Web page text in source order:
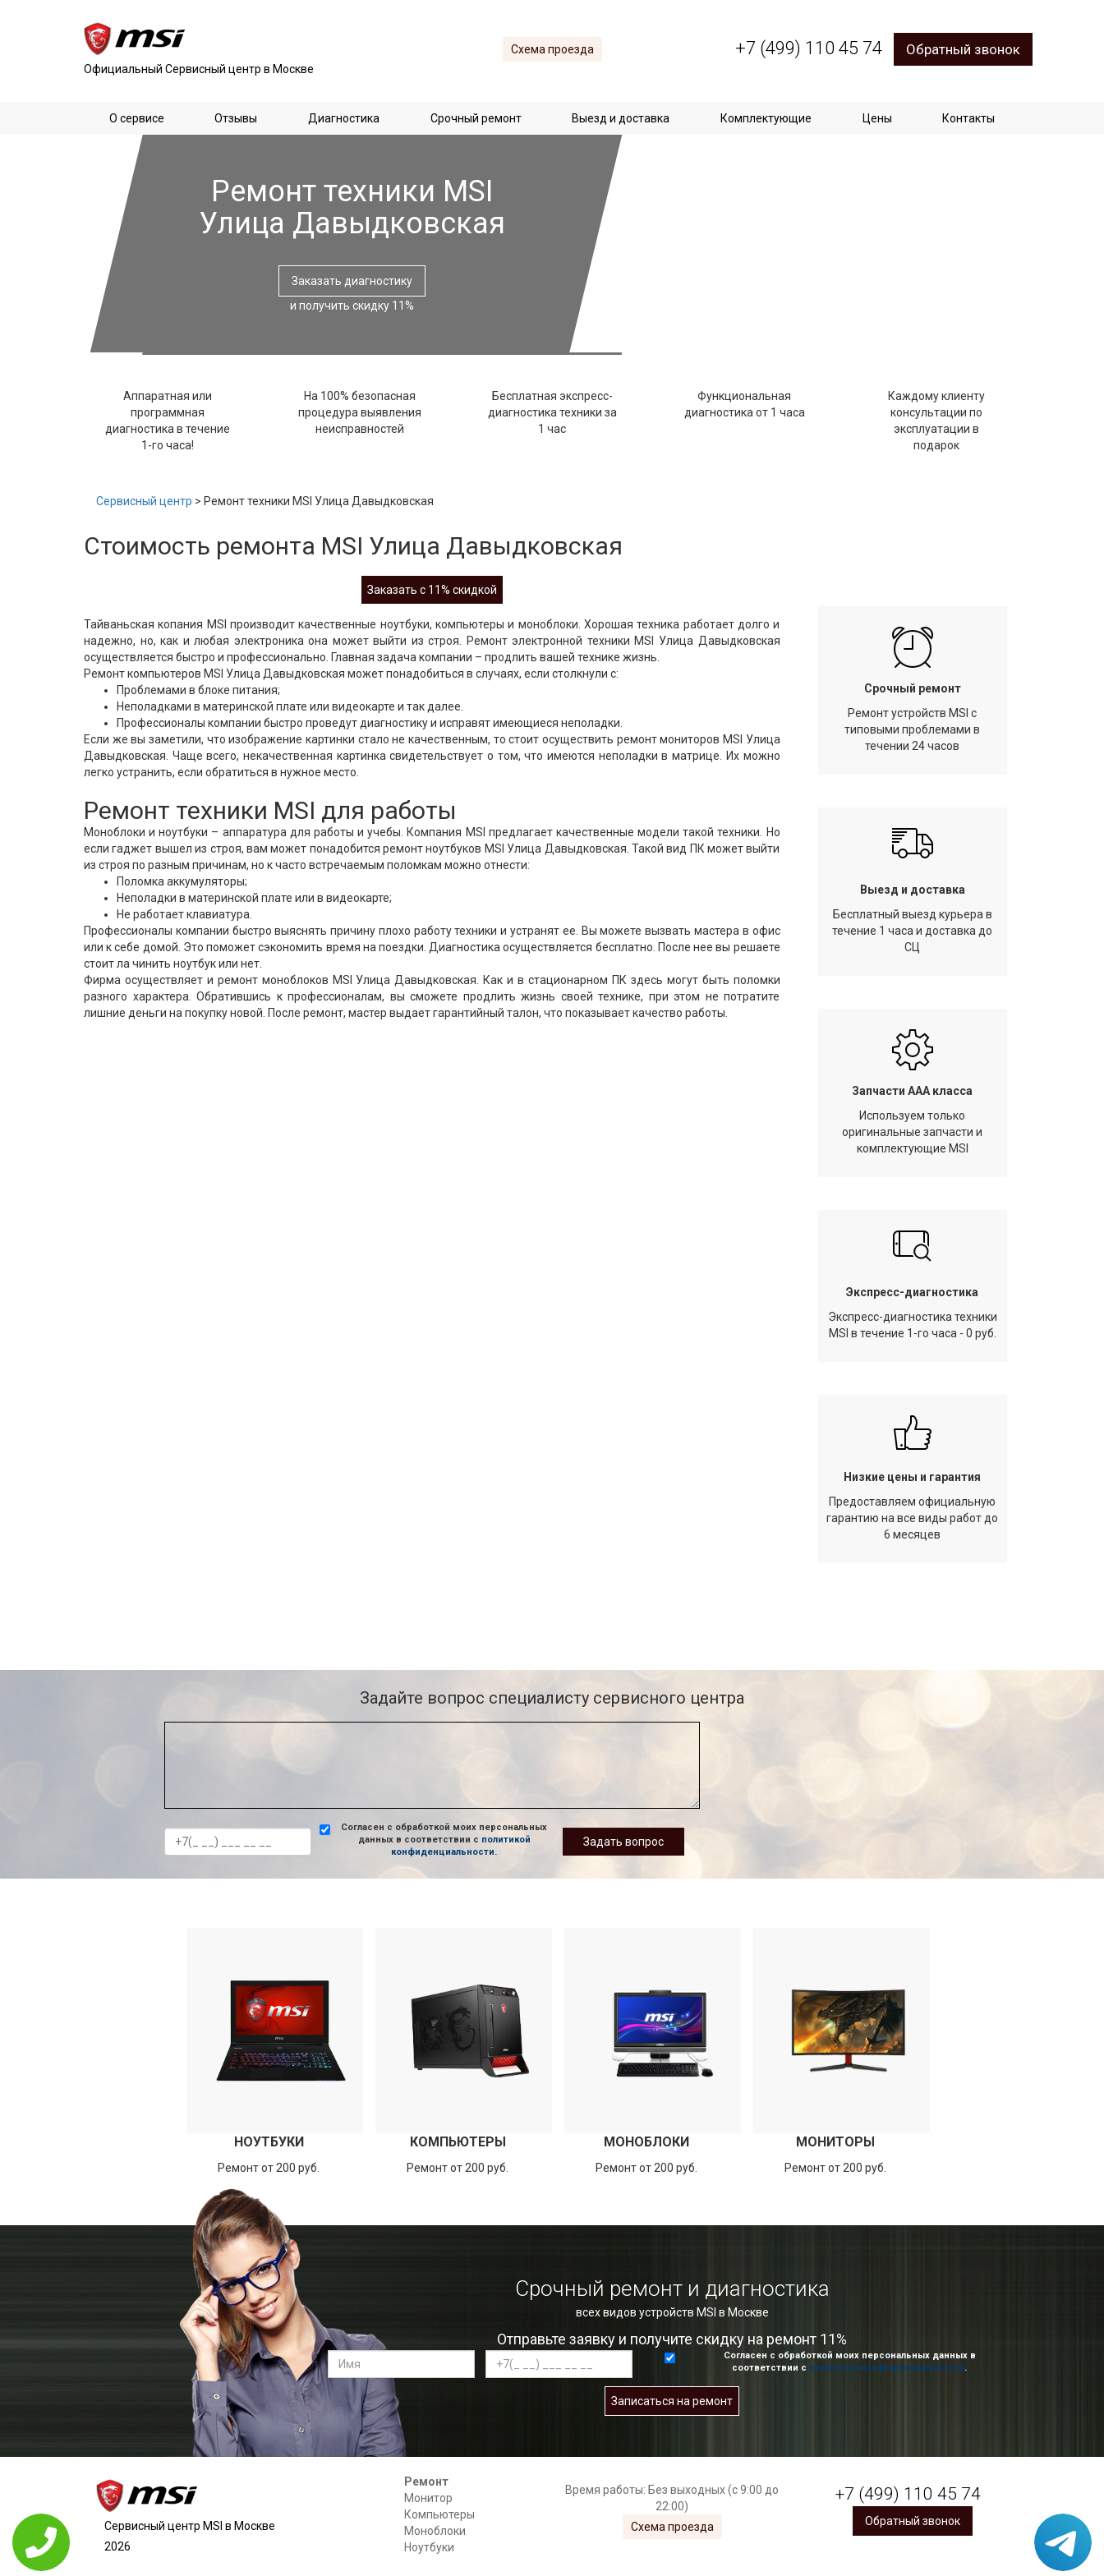
Официальный Сервисный центр в Москве
Схема проезда +7 (499) 110 45 74 Обратный звонок
О сервисе Отзывы Диагностика Срочный ремонт Выезд и доставка Комплектующие Цены Контакты
Ремонт техники MSI
Улица Давыдковская
Заказать диагностику
и получить скидку 11%
Аппаратная или
программная
диагностика в течение
1-го часа!
На 100% безопасная
процедура выявления
неисправностей
Бесплатная экспресс-
диагностика техники за
1 час
Функциональная
диагностика от 1 часа
Каждому клиенту
консультации по
эксплуатации в
подарок
Сервисный центр > Ремонт техники MSI Улица Давыдковская
Стоимость ремонта MSI Улица Давыдковская
Заказать с 11% скидкой
Тайваньская копания MSI производит качественные ноутбуки, компьютеры и моноблоки. Хорошая техника работает долго и
надежно, но, как и любая электроника она может выйти из строя. Ремонт электронной техники MSI Улица Давыдковская
осуществляется быстро и профессионально. Главная задача компании – продлить вашей технике жизнь.
Ремонт компьютеров MSI Улица Давыдковская может понадобиться в случаях, если столкнули с:
Проблемами в блоке питания;
Неполадками в материнской плате или видеокарте и так далее.
Профессионалы компании быстро проведут диагностику и исправят имеющиеся неполадки.
Если же вы заметили, что изображение картинки стало не качественным, то стоит осуществить ремонт мониторов MSI Улица
Давыдковская. Чаще всего, некачественная картинка свидетельствует о том, что имеются неполадки в матрице. Их можно
легко устранить, если обратиться в нужное место.
Ремонт техники MSI для работы
Моноблоки и ноутбуки – аппаратура для работы и учебы. Компания MSI предлагает качественные модели такой техники. Но
если гаджет вышел из строя, вам может понадобится ремонт ноутбуков MSI Улица Давыдковская. Такой вид ПК может выйти
из строя по разным причинам, но к часто встречаемым поломкам можно отнести:
Поломка аккумуляторы;
Неполадки в материнской плате или в видеокарте;
Не работает клавиатура.
Профессионалы компании быстро выяснять причину плохо работу техники и устранят ее. Вы можете вызвать мастера в офис
или к себе домой. Это поможет сэкономить время на поездки. Диагностика осуществляется бесплатно. После нее вы решаете
стоит ла чинить ноутбук или нет.
Фирма осуществляет и ремонт моноблоков MSI Улица Давыдковская. Как и в стационарном ПК здесь могут быть поломки
разного характера. Обратившись к профессионалам, вы сможете продлить жизнь своей технике, при этом не потратите
лишние деньги на покупку новой. После ремонт, мастер выдает гарантийный талон, что показывает качество работы.
Срочный ремонт
Ремонт устройств MSI с
типовыми проблемами в
течении 24 часов
Выезд и доставка
Бесплатный выезд курьера в
течение 1 часа и доставка до
СЦ
Запчасти AAA класса
Используем только
оригинальные запчасти и
комплектующие MSI
Экспресс-диагностика
Экспресс-диагностика техники
MSI в течение 1-го часа - 0 руб.
Низкие цены и гарантия
Предоставляем официальную
гарантию на все виды работ до
6 месяцев
Задайте вопрос специалисту сервисного центра
Согласен с обработкой моих персональных
данных в соответствии с политикой
конфиденциальности.
Задать вопрос
НОУТБУКИ
Ремонт от 200 руб.
КОМПЬЮТЕРЫ
Ремонт от 200 руб.
МОНОБЛОКИ
Ремонт от 200 руб.
МОНИТОРЫ
Ремонт от 200 руб.
Срочный ремонт и диагностика
всех видов устройств MSI в Москве
Отправьте заявку и получите скидку на ремонт 11%
Согласен с обработкой моих персональных данных в
соответствии с политикой конфиденциальности.
Записаться на ремонт
Сервисный центр MSI в Москве
2026
Ремонт
Монитор
Компьютеры
Моноблоки
Ноутбуки
Время работы: Без выходных (с 9:00 до
22:00)
Схема проезда
+7 (499) 110 45 74
Обратный звонок